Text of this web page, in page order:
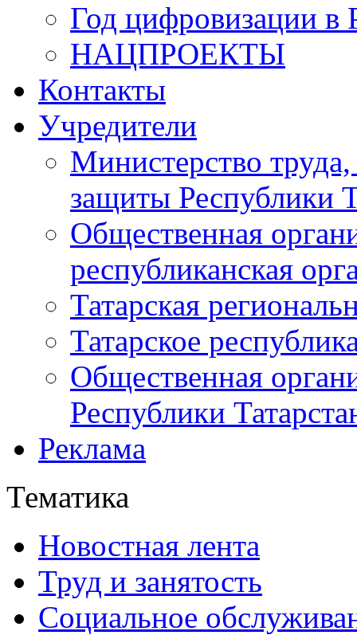
Год цифровизации в
НАЦПРОЕКТЫ
Контакты
Учредители
Министерство
защиты Республики
Общественная
республиканская
Татарская
Татарское
Общественная
Республики
Реклама
Тематика
Новостная лента
Труд и занятость
Социальное